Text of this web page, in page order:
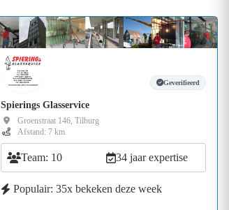
Geverifieerd
Spierings Glasservice
Groenstraat 146, Tilburg
Afstand: 7 km
Team: 10 34 jaar expertise
Populair: 35x bekeken deze week